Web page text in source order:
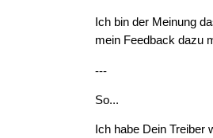
Ich bin der Meinung
mein Feedback dazu
---
So...
Ich habe Dein Treiber